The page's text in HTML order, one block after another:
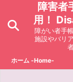
障害者
用！
障がい者手
施設やバリ
ホーム -Home-